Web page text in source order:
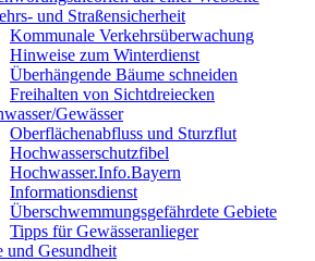
und Straßensicherheit
Kommunale Verkehrsüberwachung
Hinweise zum Winterdienst
Überhängende Bäume schneiden
Freihalten von Sichtdreiecken
Gewässer
Oberflächenabfluss und Sturzflut
Hochwasserschutzfibel
Hochwasser.Info.Bayern
Informationsdienst
Überschwemmungsgefährdete Gebiete
Tipps für Gewässeranlieger
und Gesundheit